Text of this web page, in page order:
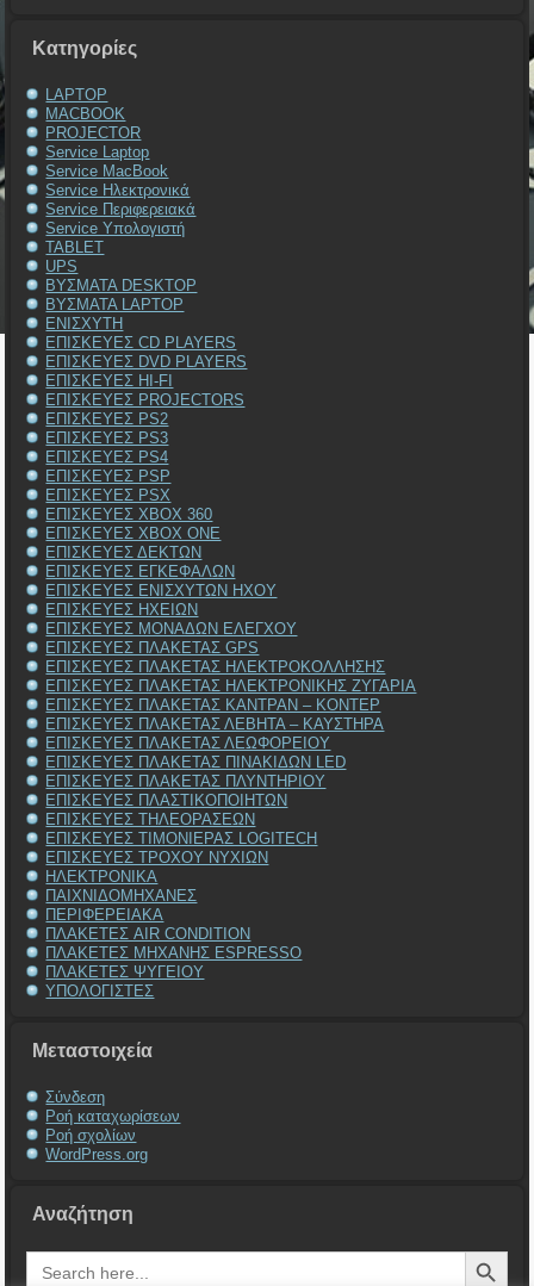
Kατηγορίες
LAPTOP
MACBOOK
PROJECTOR
Service Laptop
Service MacBook
Service Ηλεκτρονικά
Service Περιφερειακά
Service Υπολογιστή
TABLET
UPS
ΒΥΣΜΑΤΑ DESKTOP
ΒΥΣΜΑΤΑ LAPTOP
ΕΝΙΣΧΥΤΗ
ΕΠΙΣΚΕΥΕΣ CD PLAYERS
ΕΠΙΣΚΕΥΕΣ DVD PLAYERS
ΕΠΙΣΚΕΥΕΣ HI-FI
ΕΠΙΣΚΕΥΕΣ PROJECTORS
ΕΠΙΣΚΕΥΕΣ PS2
ΕΠΙΣΚΕΥΕΣ PS3
ΕΠΙΣΚΕΥΕΣ PS4
ΕΠΙΣΚΕΥΕΣ PSP
ΕΠΙΣΚΕΥΕΣ PSX
ΕΠΙΣΚΕΥΕΣ XBOX 360
ΕΠΙΣΚΕΥΕΣ XBOX ONE
ΕΠΙΣΚΕΥΕΣ ΔΕΚΤΩΝ
ΕΠΙΣΚΕΥΕΣ ΕΓΚΕΦΑΛΩΝ
ΕΠΙΣΚΕΥΕΣ ΕΝΙΣΧΥΤΩΝ ΗΧΟΥ
ΕΠΙΣΚΕΥΕΣ ΗΧΕΙΩΝ
ΕΠΙΣΚΕΥΕΣ ΜΟΝΑΔΩΝ ΕΛΕΓΧΟΥ
ΕΠΙΣΚΕΥΕΣ ΠΛΑΚΕΤΑΣ GPS
ΕΠΙΣΚΕΥΕΣ ΠΛΑΚΕΤΑΣ ΗΛΕΚΤΡΟΚΟΛΛΗΣΗΣ
ΕΠΙΣΚΕΥΕΣ ΠΛΑΚΕΤΑΣ ΗΛΕΚΤΡΟΝΙΚΗΣ ΖΥΓΑΡΙΑ
ΕΠΙΣΚΕΥΕΣ ΠΛΑΚΕΤΑΣ ΚΑΝΤΡΑΝ – ΚΟΝΤΕΡ
ΕΠΙΣΚΕΥΕΣ ΠΛΑΚΕΤΑΣ ΛΕΒΗΤΑ – ΚΑΥΣΤΗΡΑ
ΕΠΙΣΚΕΥΕΣ ΠΛΑΚΕΤΑΣ ΛΕΩΦΟΡΕΙΟΥ
ΕΠΙΣΚΕΥΕΣ ΠΛΑΚΕΤΑΣ ΠΙΝΑΚΙΔΩΝ LED
ΕΠΙΣΚΕΥΕΣ ΠΛΑΚΕΤΑΣ ΠΛΥΝΤΗΡΙΟΥ
ΕΠΙΣΚΕΥΕΣ ΠΛΑΣΤΙΚΟΠΟΙΗΤΩΝ
ΕΠΙΣΚΕΥΕΣ ΤΗΛΕΟΡΑΣΕΩΝ
ΕΠΙΣΚΕΥΕΣ ΤΙΜΟΝΙΕΡΑΣ LOGITECH
ΕΠΙΣΚΕΥΕΣ ΤΡΟΧΟΥ ΝΥΧΙΩΝ
ΗΛΕΚΤΡΟΝΙΚΑ
ΠΑΙΧΝΙΔΟΜΗΧΑΝΕΣ
ΠΕΡΙΦΕΡΕΙΑΚΑ
ΠΛΑΚΕΤΕΣ AIR CONDITION
ΠΛΑΚΕΤΕΣ ΜΗΧΑΝΗΣ ESPRESSO
ΠΛΑΚΕΤΕΣ ΨΥΓΕΙΟΥ
ΥΠΟΛΟΓΙΣΤΕΣ
Μεταστοιχεία
Σύνδεση
Ροή καταχωρίσεων
Ροή σχολίων
WordPress.org
Αναζήτηση
Search
for:
Search Button